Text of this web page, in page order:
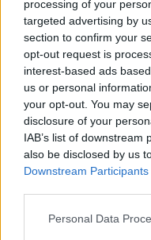
processing of your
targeted advertising by
section to confirm your
opt-out request is
interest-based ads
us or personal
your opt-out. You may
disclosure of your
IAB’s list of
also be disclosed by us
Downstream Participants
Please note that this
Personal Data
Putyin az időjárás-
szovjet viccet
lehetséges” – amikor
terveik szerint
ellen vetik-e majd
Elemzők szerint
hivatalba nem lép,